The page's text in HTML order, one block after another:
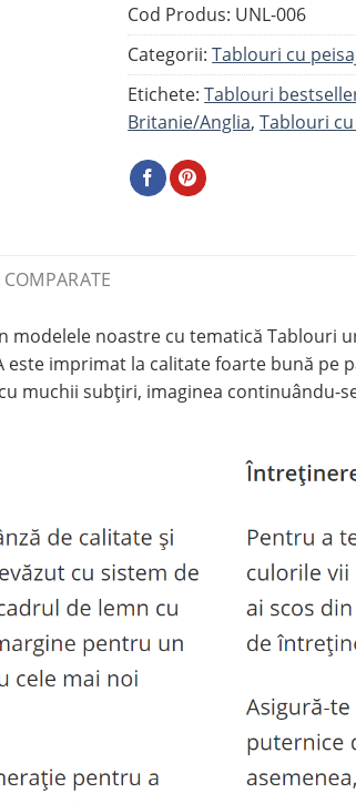
Cod Produs: UNL-006
Categorii:Tablouri cu
Etichete:Tablouri
Britanie/Anglia,Tablouri
modelele noastre cu tematică
este imprimat la calitate foarte bună
muchii subțiri, imaginea